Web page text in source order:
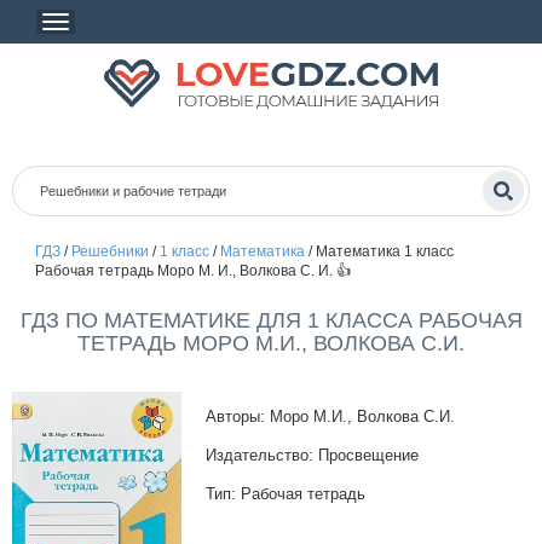
ГДЗ/ Решебники / 1 класс/ Математика/ Математика 1 класс
Рабочая тетрадь Моро М. И., Волкова С. И. 👍
ГДЗ ПО МАТЕМАТИКЕ ДЛЯ 1 КЛАССА РАБОЧАЯ
ТЕТРАДЬ МОРО М.И., ВОЛКОВА С.И.
Авторы: Моро М.И., Волкова С.И.
Издательство: Просвещение
Тип: Рабочая тетрадь